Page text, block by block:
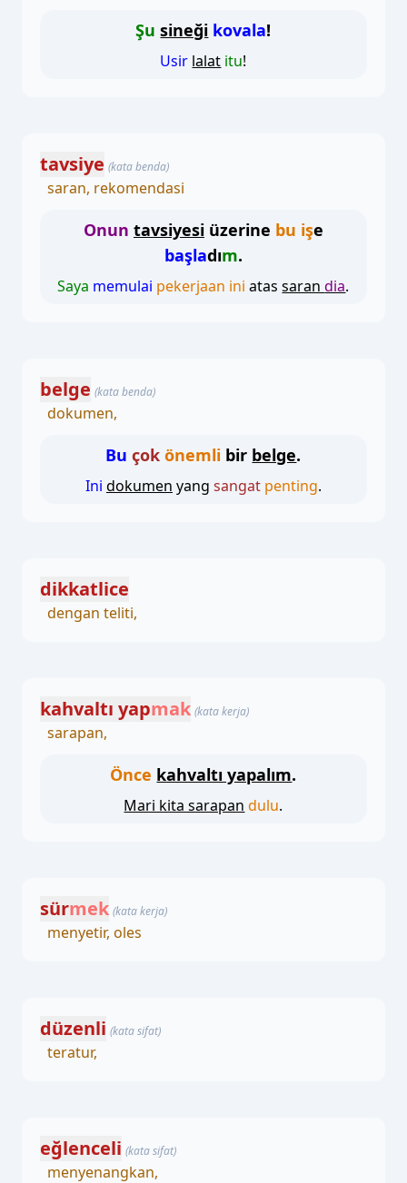
Şu sineği kovala!
Usir lalat itu!
tavsiye (kata benda)
saran, rekomendasi
Onun tavsiyesiüzerine bu işe
başladım.
Saya memulai pekerjaan ini atassarandia.
belge (kata benda)
dokumen,
Bu çok önemli bir belge.
Ini dokumen yang sangat penting.
dikkatlice
dengan teliti,
kahvaltı yapmak (kata kerja)
sarapan,
Önce kahvaltı yapalım.
Mari kita sarapan dulu.
sürmek (kata kerja)
menyetir, oles
düzenli (kata sifat)
teratur,
eğlenceli (kata sifat)
menyenangkan,